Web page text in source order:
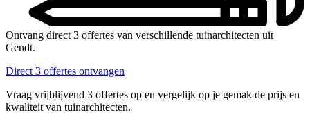
Ontvang direct 3 offertes van verschillende tuinarchitecten uit
Gendt.
Direct 3 offertes ontvangen
Vraag vrijblijvend 3 offertes op en vergelijk op je gemak de prijs en
kwaliteit van tuinarchitecten.